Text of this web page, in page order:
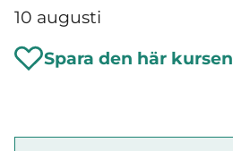
10 augusti
Spara den här kursen